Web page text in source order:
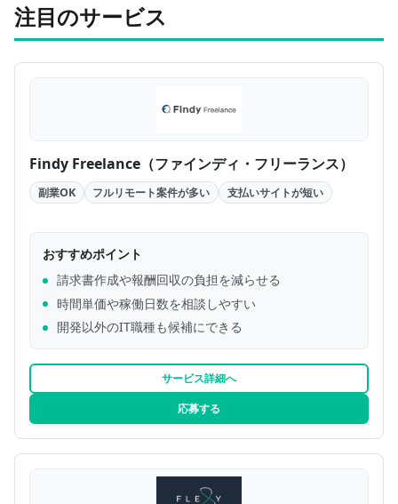
注目のサービス
Findy Freelance（ファインディ・フリーランス）
副業OK フルリモート案件が多い 支払いサイトが短い
おすすめポイント
請求書作成や報酬回収の負担を減らせる
時間単価や稼働日数を相談しやすい
開発以外のIT職種も候補にできる
サービス詳細へ
応募する